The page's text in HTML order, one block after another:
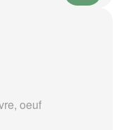
oeuf